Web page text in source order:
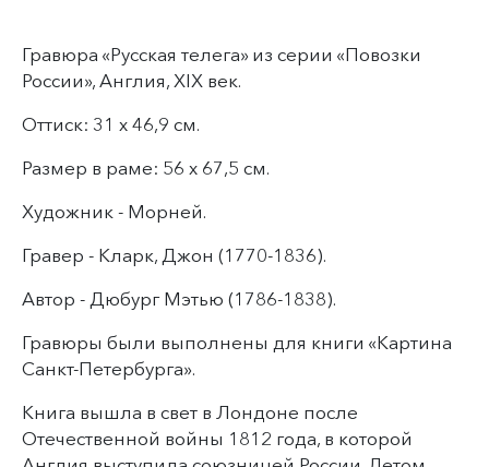
Гравюра «Русская телега» из серии «Повозки
России», Англия, XIX век.
Оттиск: 31 х 46,9 см.
Размер в раме: 56 х 67,5 см.
Художник - Морней.
Гравер - Кларк, Джон (1770-1836).
Автор - Дюбург Мэтью (1786-1838).
Гравюры были выполнены для книги «Картина
Санкт-Петербурга».
Книга вышла в свет в Лондоне после
Отечественной войны 1812 года, в которой